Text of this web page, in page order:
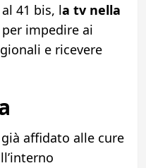
41 bis, la tv nella
impedire ai
e ricevere
già affidato alle cure